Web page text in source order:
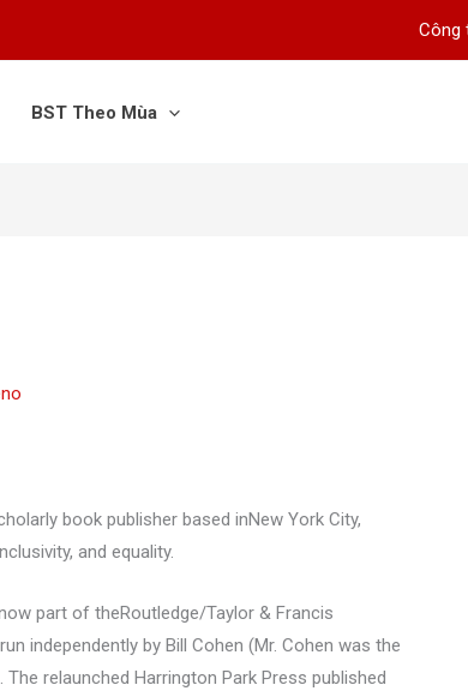
Công
BST Theo Mùa
book publisher based inNew York City,
and equality.
part of theRoutledge/Taylor & Francis
independently by Bill Cohen (Mr. Cohen was the
relaunched Harrington Park Press published